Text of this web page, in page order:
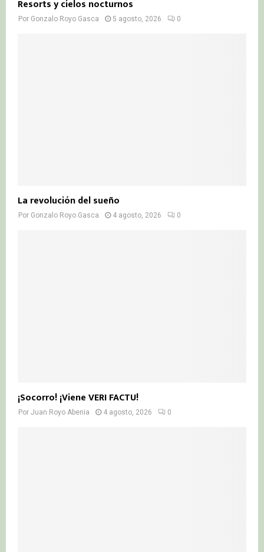
Resorts y cielos nocturnos
Por Gonzalo Royo Gasca 5 agosto, 2026 0
La revolución del sueño
Por Gonzalo Royo Gasca 4 agosto, 2026 0
¡Socorro! ¡Viene VERI FACTU!
Por Juan Royo Abenia 4 agosto, 2026 0